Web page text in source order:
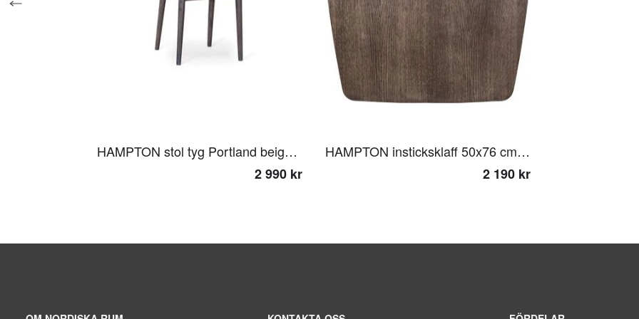
HAMPTON stol tyg Portland beige smoked ek
2 990 kr
HAMPTON insticksklaff 50x76 cm smoked ek
2 190 kr